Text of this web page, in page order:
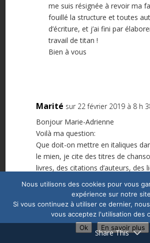
me suis résignée à revoir ma
fouillé la structure et toutes
d’écriture, et j’ai fini par
travail de titan !
Bien à vous
Marité sur 22 février 2019 à 8 h
Bonjour Marie-Adrienne
Voilà ma question:
Que doit-on mettre en italiques
le mien, je cite des titres de
livres, des citations d’auteurs, des
mots étrangers…
Dans une narration, lorsque le
des paroles prononcées par
en italiques?
Merci pour la réponse. Bravo pour
Share This
Nous utilisons des cookies pour vous
expérience sur notre
Si vous continuez à utiliser ce dernier,
vous acceptez l'utilisation des
Ok
En savoir plus